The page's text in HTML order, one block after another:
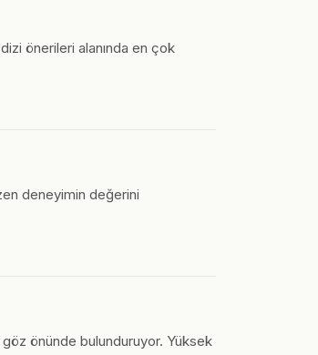
önerileri alanında en çok
deneyimin değerini
önünde bulunduruyor. Yüksek